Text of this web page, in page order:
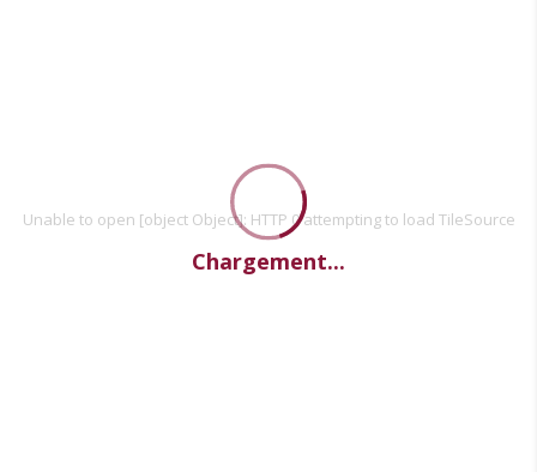
Unable to open [object Object]: HTTP 0 attempting to load TileSource
Chargement...